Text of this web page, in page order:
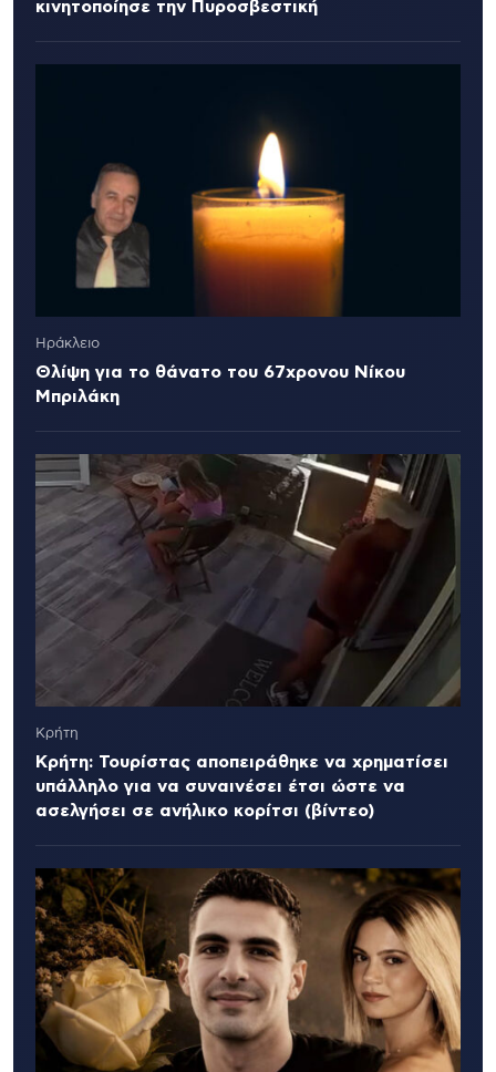
κινητοποίησε την Πυροσβεστική
Ηράκλειο
Θλίψη για το θάνατο του 67χρονου Νίκου
Μπριλάκη
Κρήτη
Κρήτη: Τουρίστας αποπειράθηκε να χρηματίσει
υπάλληλο για να συναινέσει έτσι ώστε να
ασελγήσει σε ανήλικο κορίτσι (βίντεο)